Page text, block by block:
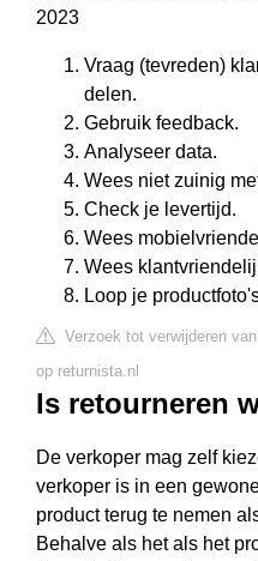
2023
Vraag (tevreden)
delen.
Gebruik feedback.
Analyseer data.
Wees niet zuinig
Check je levertijd.
Wees
Wees
Loop je
Verzoek tot verwijderen
op returnista.nl
Is retourneren
De verkoper mag zelf
verkoper is in een
product terug te nemen
Behalve als het als het